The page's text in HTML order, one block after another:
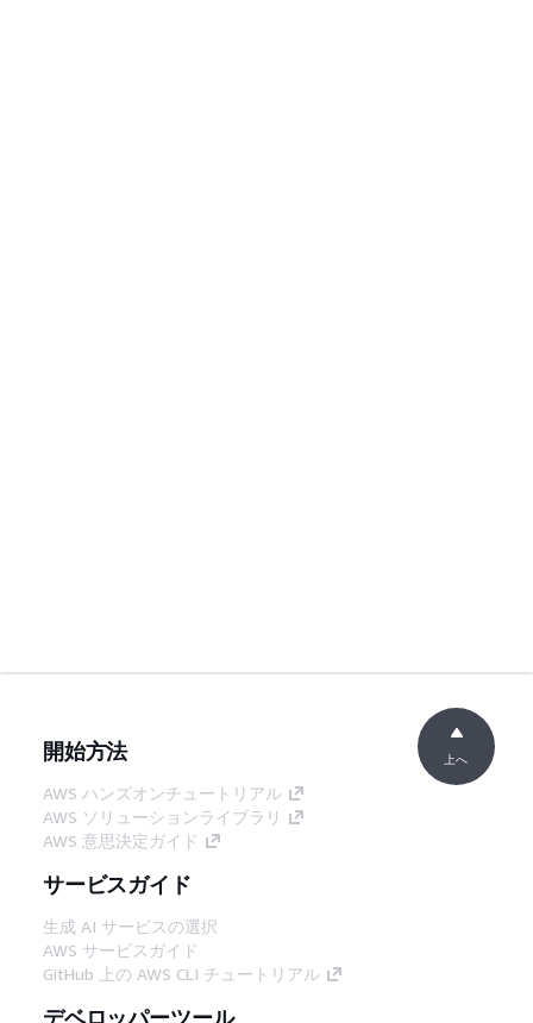
開始方法
AWS ハンズオンチュートリアル
AWS ソリューションライブラリ
AWS 意思決定ガイド
サービスガイド
生成 AI サービスの選択
AWS サービスガイド
GitHub 上の AWS CLI チュートリアル
デベロッパーツール
上へ